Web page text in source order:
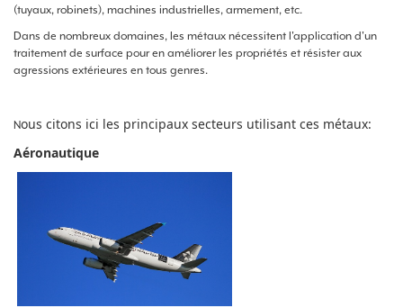
(tuyaux, robinets), machines industrielles, armement, etc.
Dans de nombreux domaines, les métaux nécessitent l'application d'un
traitement de surface pour en améliorer les propriétés et résister aux
agressions extérieures en tous genres.
Nous citons ici les principaux secteurs utilisant ces métaux:
Aéronautique